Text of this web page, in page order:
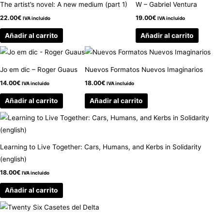
The artist’s novel: A new medium (part 1)
22.00€ IVA incluido
Añadir al carrito
W – Gabriel Ventura
19.00€ IVA incluido
Añadir al carrito
Jo em dic – Roger Guaus
14.00€ IVA incluido
Añadir al carrito
Nuevos Formatos Nuevos Imaginarios
18.00€ IVA incluido
Añadir al carrito
Learning to Live Together: Cars, Humans, and Kerbs in Solidarity
(english)
18.00€ IVA incluido
Añadir al carrito